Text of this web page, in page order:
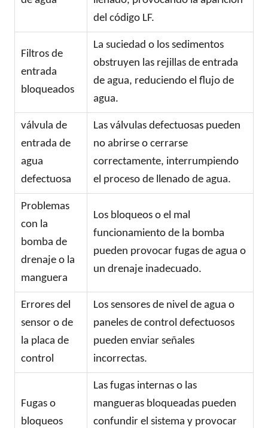
del código LF.
Filtros de
entrada
bloqueados
La suciedad o los sedimentos
obstruyen las rejillas de entrada
de agua, reduciendo el flujo de
agua.
válvula de
entrada de
agua
defectuosa
Las válvulas defectuosas pueden
no abrirse o cerrarse
correctamente, interrumpiendo
el proceso de llenado de agua.
Problemas
con la
bomba de
drenaje o la
manguera
Los bloqueos o el mal
funcionamiento de la bomba
pueden provocar fugas de agua o
un drenaje inadecuado.
Errores del
sensor o de
la placa de
control
Los sensores de nivel de agua o
paneles de control defectuosos
pueden enviar señales
incorrectas.
Fugas o
bloqueos
Las fugas internas o las
mangueras bloqueadas pueden
confundir el sistema y provocar